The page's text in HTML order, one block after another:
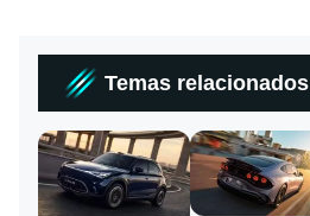
Temas relacionados